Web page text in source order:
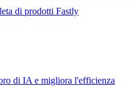
di prodotti Fastly
di IA e migliora l'efficienza